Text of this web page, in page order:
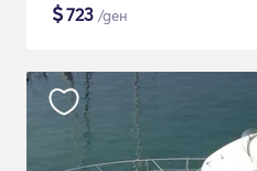
$723 /ден